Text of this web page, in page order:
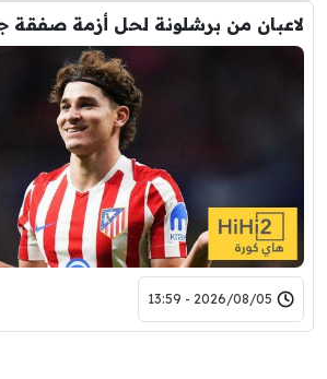
لاعبان من برشلونة لحل أزمة صفقة
2026/08/05 - 13:59